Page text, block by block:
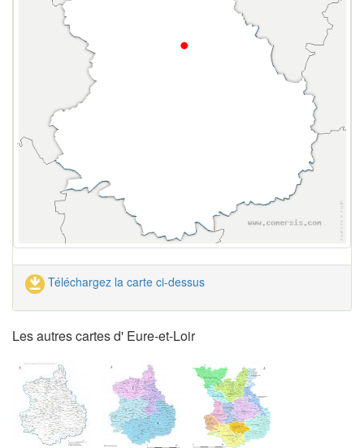
Téléchargez la carte ci-dessus
Les autres cartes d' Eure-et-Loir